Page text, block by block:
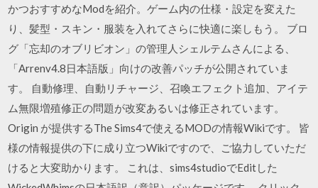
かつおすすめなModを紹介。ゲーム内の仕様・設定を変えた
り、髪型・スキン・服装を入れてさらに快適に楽しもう。 ブロ
グ「忘却のオブリビオン」の管理人シェルテムさんによる、
「Arrenv4.8日本語版」向けの改善パッチが公開されていま
す。 自動修理、自動リチャージ、召喚エフェクト追加、アイテ
ム無限増殖修正の問題が改変あるいは修正されています。
Origin が提供するThe Sims4で使えるMODの情報Wikiです。 皆
様の情報提供の下に成り立つWikiですので、ご協力していただ
けると大変助かります。 これは、sims4studioでEditした